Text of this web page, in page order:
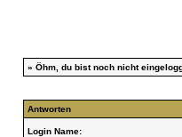
» Öhm, du bist noch nicht
Antworten
Login Name: